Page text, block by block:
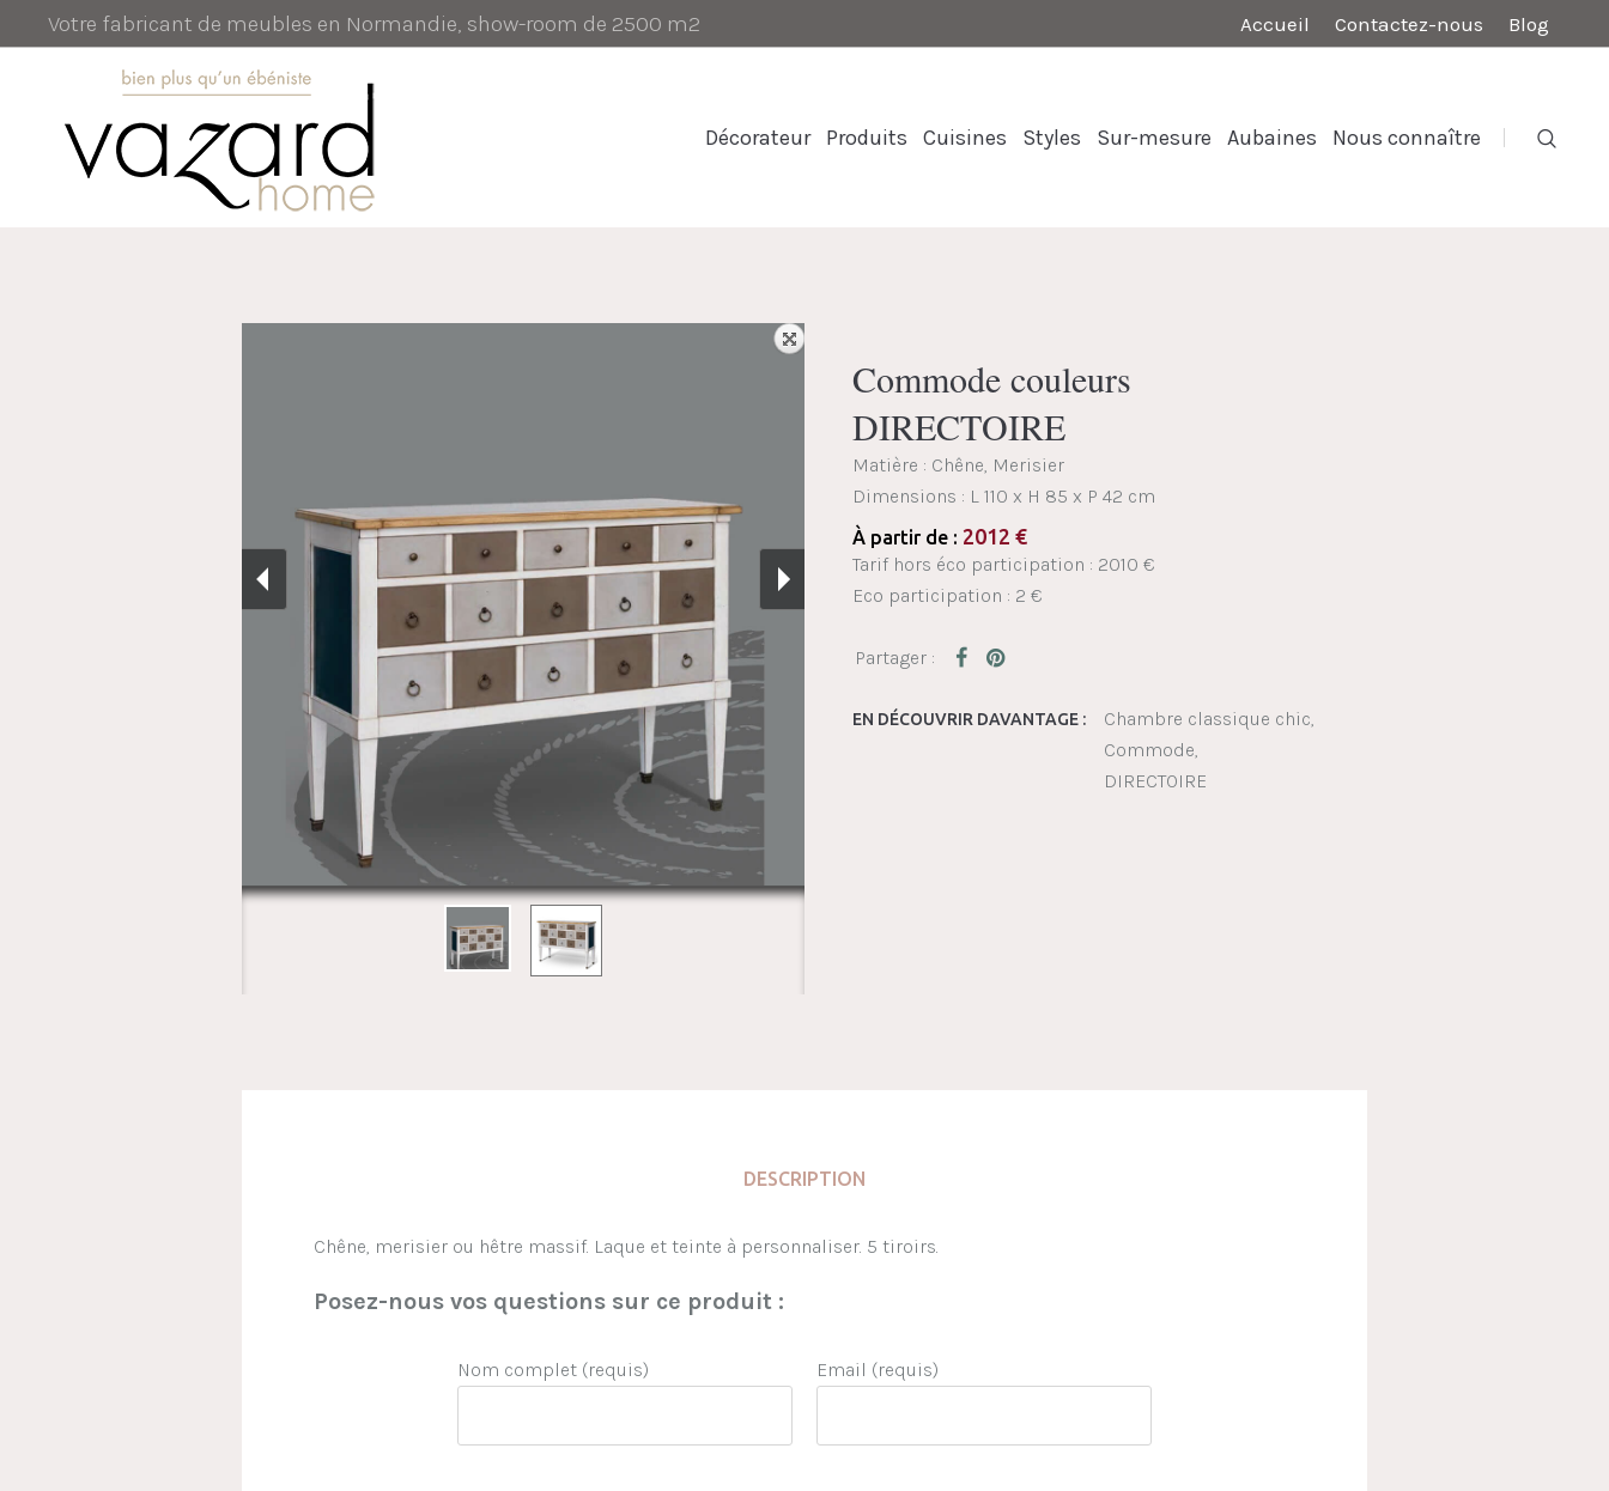
Accueil Contactez-nous Blog
Votre fabricant de meubles en Normandie, show-room de 2500 m2
Décorateur Produits Cuisines Styles Sur-mesure Aubaines Nous connaître
Commode couleurs
DIRECTOIRE
Matière : Chêne, Merisier
Dimensions : L 110 x H 85 x P 42 cm
À partir de : 2012 €
Tarif hors éco participation : 2010 €
Eco participation : 2 €
EN DÉCOUVRIR DAVANTAGE :
Chambre classique chic
Commode
DIRECTOIRE
DESCRIPTION
Chêne, merisier ou hêtre massif. Laque et teinte à personnaliser. 5 tiroirs.
Posez-nous vos questions sur ce produit :
Nom complet (requis) Email (requis)